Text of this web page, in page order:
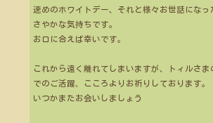
速めのホワイトデー、それと様々お世話になっ
さやかな気持ちです。
お口に合えば幸いです。
これから遠く離れてしまいますが、トィルさま
でのご活躍、こころよりお祈りしております。
いつかまたお会いしましょう